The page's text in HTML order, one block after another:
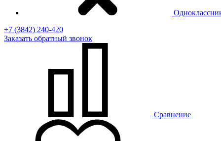
+7 (3842) 240-420
Заказать обратный звонок
Сравнение